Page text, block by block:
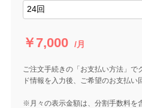
￥7,000 /月
ご注文手続きの「お支払い方法」
ド情報を入力後、ご希望のお支払い
※月々の表示金額は、分割手数料を